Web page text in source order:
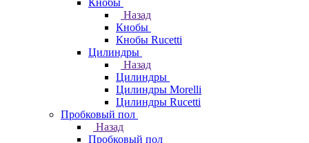
Кнобы
Назад
Кнобы
Кнобы Rucetti
Цилиндры
Назад
Цилиндры
Цилиндры Morelli
Цилиндры Rucetti
Пробковый пол
Назад
Пробковый пол